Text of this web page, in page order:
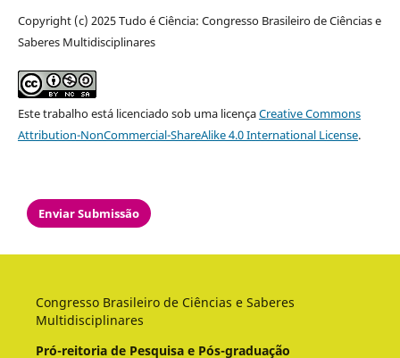
Copyright (c) 2025 Tudo é Ciência: Congresso Brasileiro de Ciências e
Saberes Multidisciplinares
Este trabalho está licenciado sob uma licençaCreative Commons
Attribution-NonCommercial-ShareAlike 4.0 International License.
Enviar Submissão
Congresso Brasileiro de Ciências e Saberes
Multidisciplinares
Pró-reitoria de Pesquisa e Pós-graduação